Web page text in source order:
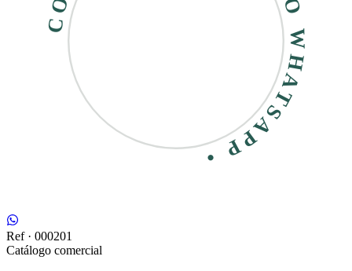
Ref · 000201
Catálogo comercial